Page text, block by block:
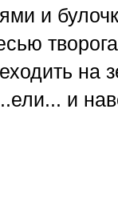
и
на
и